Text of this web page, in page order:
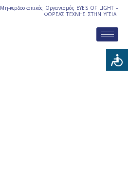
Μη-κερδοσκοπικός Οργανισμός EYES OF LIGHT –
ΦΟΡΕΑΣ ΤΕΧΝΗΣ ΣΤΗΝ ΥΓΕΙΑ